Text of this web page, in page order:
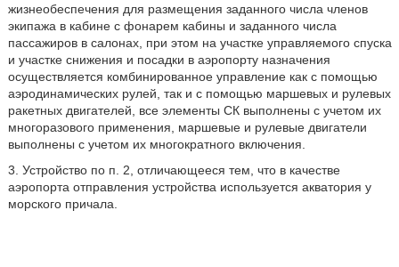
жизнеобеспечения для размещения заданного числа членов
экипажа в кабине с фонарем кабины и заданного числа
пассажиров в салонах, при этом на участке управляемого спуска
и участке снижения и посадки в аэропорту назначения
осуществляется комбинированное управление как с помощью
аэродинамических рулей, так и с помощью маршевых и рулевых
ракетных двигателей, все элементы СК выполнены с учетом их
многоразового применения, маршевые и рулевые двигатели
выполнены с учетом их многократного включения.
3. Устройство по п. 2, отличающееся тем, что в качестве
аэропорта отправления устройства используется акватория у
морского причала.